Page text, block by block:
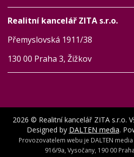
Realitní kancelář ZITA s.r.o.
Přemyslovská 1911/38
130 00 Praha 3, Žižkov
2026 © Realitní kancelář ZITA s.r.o.
Designed by DALTEN media.
Provozovatelem webu je DALTEN
916/9a, Vysočany, 190 00